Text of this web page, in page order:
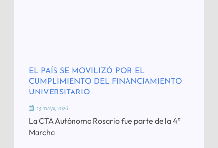
EL PAÍS SE MOVILIZÓ POR EL
CUMPLIMIENTO DEL FINANCIAMIENTO
UNIVERSITARIO
13 mayo, 2026
La CTA Autónoma Rosario fue parte de la 4ª
Marcha